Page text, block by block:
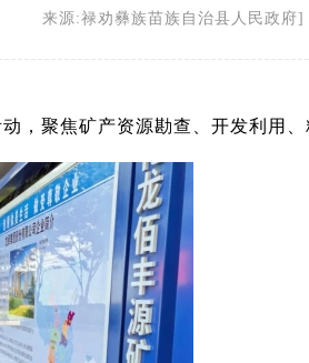
:禄劝彝族苗族自治县人民政府]
，聚焦矿产资源勘查、开发利用